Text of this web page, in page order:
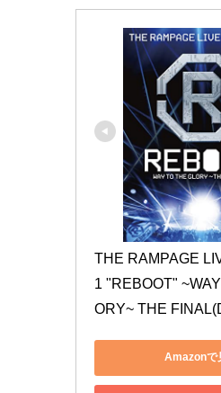
THE RAMPAGE
1 "REBOOT"
ORY~ THE
Amazonで